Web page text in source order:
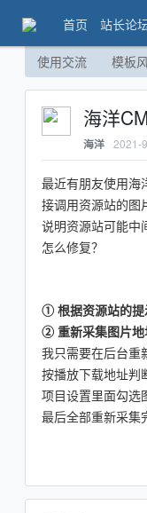
首页 站长论
使用交流 模板
海洋
海洋 2021-
最近有朋友使用海
接调用资源站的图
说明资源站可能中
怎么修复？
① 根据资源站的提
② 重新采集图片地
我只需要在后台重
按播放下载地址判
项目设置里面勾选
最后全部重新采集